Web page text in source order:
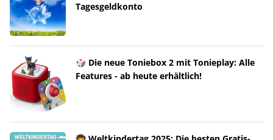
Tagesgeldkonto
🎲 Die neue Toniebox 2 mit Tonieplay: Alle
Features - ab heute erhältlich!